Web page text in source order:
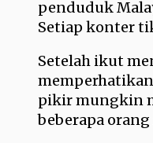
penduduk
Setiap konter
Setelah ikut
pikir mungkin
beberapa